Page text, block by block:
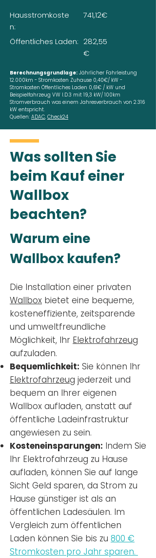
Hausstromkoste
n:
Öffentliches Laden:
741,12€
282,55
€
Berechnungsgrundlage: Jährlicher Fahrleistung
12.000km - Stromkosten Zuhause 0,40€/ kW -
Stromkosten Öffentliches Laden 0,61€ / kW und
Beispielfahrzeug VW I.D.3 mit 19,3 kW/ 100km
Stromverbrauch was einem Jahresverbrauch von 2.316
kW entspricht.
Quellen: ADAC, Check24
Was sollten Sie
beim Kauf einer
Wallbox
beachten?
Warum eine
Wallbox kaufen?
Die Installation einer privaten
Wallbox bietet eine bequeme,
kosteneffiziente, zeitsparende
und umweltfreundliche
Möglichkeit, Ihr Elektrofahrzeug
aufzuladen.
Bequemlichkeit: Sie können Ihr
Elektrofahrzeug jederzeit und
bequem an Ihrer eigenen
Wallbox aufladen, anstatt auf
öffentliche Ladeinfrastruktur
angewiesen zu sein.
Kosteneinsparungen: Indem Sie
Ihr Elektrofahrzeug zu Hause
aufladen, können Sie auf lange
Sicht Geld sparen, da Strom zu
Hause günstiger ist als an
öffentlichen Ladesäulen. Im
Vergleich zum öffentlichen
Laden können Sie bis zu 800 €
Stromkosten pro Jahr sparen.